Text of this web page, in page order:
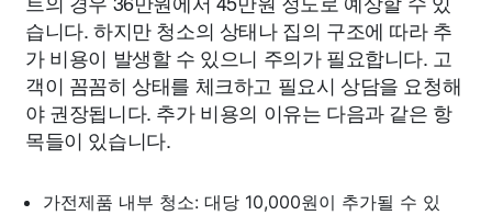
습니다. 하지만 청소의 상태나 집의 구조에 따라 추
가 비용이 발생할 수 있으니 주의가 필요합니다. 고
객이 꼼꼼히 상태를 체크하고 필요시 상담을 요청해
야 권장됩니다. 추가 비용의 이유는 다음과 같은 항
목들이 있습니다.
가전제품 내부 청소: 대당 10,000원이 추가될 수 있